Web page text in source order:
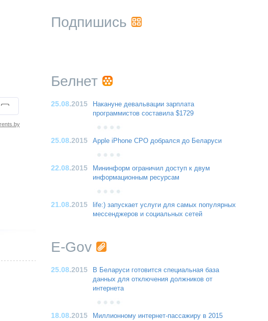
Подпишись
Белнет
25.08.2015
Накануне девальвации зарплата
программистов составила $1729
25.08.2015 Apple iPhone CPO добрался до Беларуси
22.08.2015
Мининформ ограничил доступ к двум
информационным ресурсам
21.08.2015
life:) запускает услуги для самых популярных
мессенджеров и социальных сетей
E-Gov
25.08.2015
В Беларуси готовится специальная база
данных для отключения должников от
интернета
18.08.2015
Миллионному интернет-пассажиру в 2015